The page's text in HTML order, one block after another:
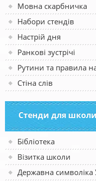
Мовна скарбничка
Набори стендів
Настрій дня
Ранкові зустрічі
Рутини та правила
Стіна слів
Стенди для школи
Бібліотека
Візитка школи
Державна символіка